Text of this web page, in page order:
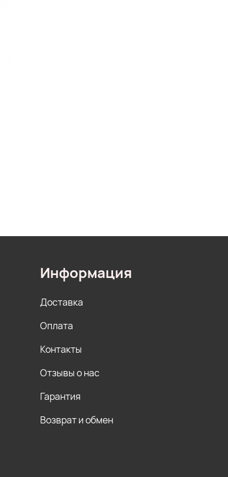
Информация
Доставка
Оплата
Контакты
Отзывы о нас
Гарантия
Возврат и обмен